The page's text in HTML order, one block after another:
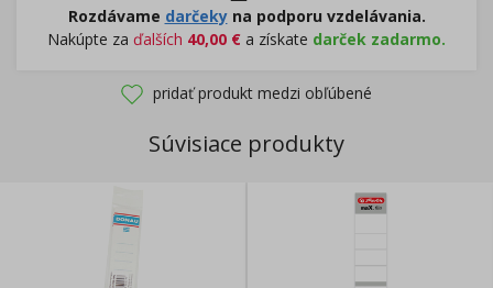
Rozdávame darčeky na podporu vzdelávania.
Nakúpte za ďalších 40,00 € a získate darček zadarmo.
pridať produkt medzi obľúbené
Súvisiace produkty